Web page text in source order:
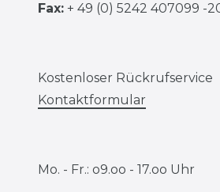
Fax: + 49 (0) 5242 407099 -
Kostenloser Rückrufservice
Kontaktformular
Mo. - Fr.: o9.oo - 17.oo Uhr